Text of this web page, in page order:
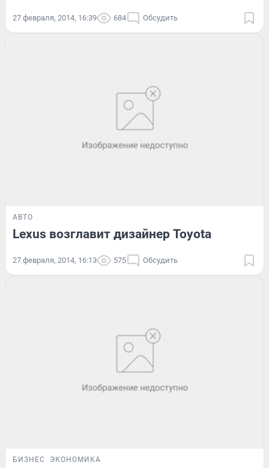
27 февраля, 2014, 16:39 684 Обсудить
АВТО
Lexus возглавит дизайнер Toyota
27 февраля, 2014, 16:13 575 Обсудить
БИЗНЕС ЭКОНОМИКА